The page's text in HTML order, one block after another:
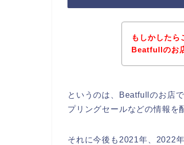
もしかしたら
Beatfullのお
というのは、Beatfullのお店
プリングセールなどの情報を
それに今後も2021年、2022